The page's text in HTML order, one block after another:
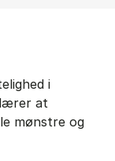
i
at
mønstre og